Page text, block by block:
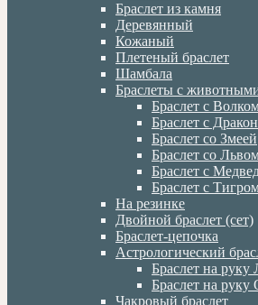
Браслет из камня
Деревянный
Кожаный
Плетеный браслет
Шамбала
Браслеты с
Браслет с
Браслет с
Браслет со Змеей
Браслет со
Браслет с
Браслет с
На резинке
Двойной браслет (сет)
Браслет-цепочка
Астрологический
Браслет на руку
Браслет на руку
Чакровый браслет